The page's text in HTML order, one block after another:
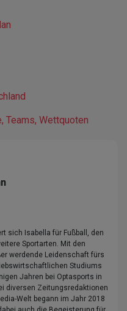
Teams, Wettquoten
sich Isabella für Fußball, den
Sportarten. Mit den
werdende Leidenschaft fürs
Studiums
Jahren bei Optasports in
diversen Zeitungsredaktionen
Welt begann im Jahr 2018